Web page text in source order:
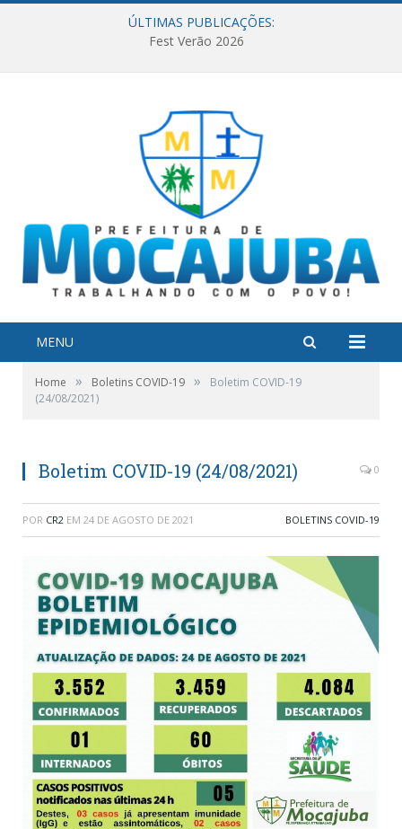
ÚLTIMAS PUBLICAÇÕES:
Fest Verão 2026
MENU
Home » Boletins COVID-19 »
Boletim COVID-19
(24/08/2021)
Boletim COVID-19 (24/08/2021) 0
POR CR2 EM 24 DE AGOSTO DE 2021 BOLETINS COVID-19